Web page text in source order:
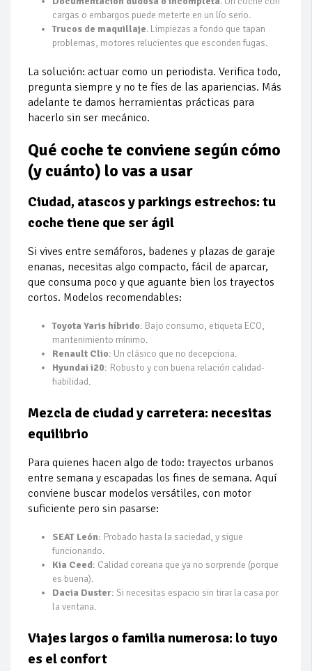
cargas o embargos puede meterte en un lío serio.
Trucos de maquillaje. Limpiezas a fondo que tapan
problemas, motores relucientes que esconden fugas.
La solución: actuar como un periodista. Verifica todo,
pregunta siempre y no te fíes de las apariencias. Más
adelante te damos herramientas prácticas para
hacerlo sin ser mecánico.
Qué coche te conviene según cómo
(y cuánto) lo vas a usar
Ciudad, atascos y parkings estrechos: tu
coche tiene que ser ágil
Si vives entre semáforos, badenes y plazas de garaje
enanas, necesitas algo compacto, fácil de aparcar,
que consuma poco y que aguante bien los trayectos
cortos. Modelos recomendables:
Toyota Yaris híbrido: Bajo consumo, etiqueta ECO,
mantenimiento mínimo.
Renault Clio: Un clásico que no decepciona.
Hyundai i20: Robusto y con buena relación calidad-
fiabilidad.
Mezcla de ciudad y carretera: necesitas
equilibrio
Para quienes hacen algo de todo: trayectos urbanos
entre semana y escapadas los fines de semana. Aquí
conviene buscar modelos versátiles, con motor
suficiente pero sin pasarse:
SEAT León: Probado hasta la saciedad, y sigue
funcionando.
Kia Ceed: Calidad coreana que ya no sorprende (porque
es buena).
Dacia Duster: Si necesitas espacio sin tirar la casa por
la ventana.
Viajes largos o familia numerosa: lo tuyo
es el confort